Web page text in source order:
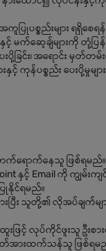
စ္စည်းများ ရရှိစေရန်
မက်ဆေ့ချ်များကို တုံ့ပြန်ဖ
ပို့ခြင်း၊ အရောင်း မှတ်တမ်
းနှင့် ကုန်ပစ္စည်း ပေးပို့
ရောက်နေသူ ဖြစ်ရမည်။
နှင့် Email ကို ကျွမ်း
နိုင်ရမည်။
း သူတို့၏ လိုအပ်ချက်မျာ
းဖြင့် လုပ်ကိုင်ဖူးသူ ဦးစာ
တ်အားထက်သန်သူ ဖြစ်ရမ